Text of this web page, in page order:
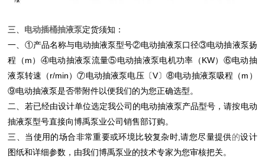
三、 电动插桶抽液泵定货须知：
一、①产品名称与电动抽液泵型号②电动抽液泵口径③电动抽液泵扬
程（m）④电动抽液泵流量⑤电动抽液泵电机功率（KW）⑥电动抽
液泵转速（r/min）⑦电动抽液泵电压〔V〕⑧电动抽液泵吸程（m）
⑨电动抽液泵是否带附件以便我们的为您正确选型。
二、若已经由设计单位选定我公司的电动抽液泵产品型号，请按电动
抽液泵型号直接向博禹泵业公司销售部订购。
三、当使用的场合非常重要或环境比较复杂时,请您尽量提供的设计
图纸和详细参数，由我们博禹泵业的技术专家为您审核把关。